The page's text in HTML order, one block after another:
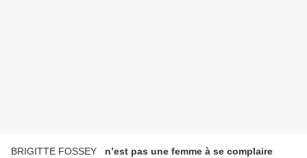
BRIGITTE FOSSEY n’est pas une femme à se complaire